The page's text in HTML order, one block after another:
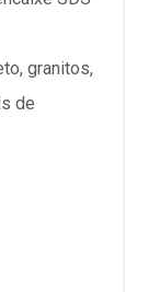
granitos,
de